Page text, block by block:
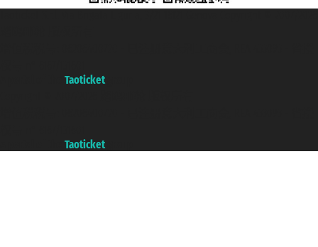
Taoticket
Taoticket